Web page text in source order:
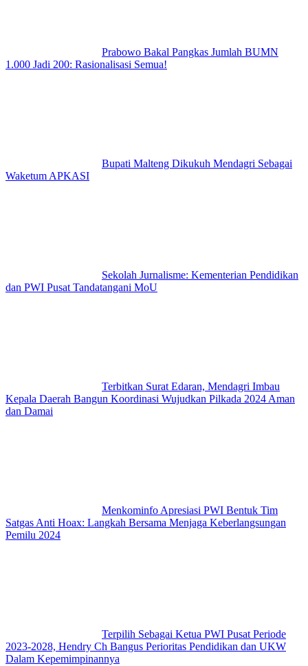
Prabowo Bakal Pangkas Jumlah BUMN
1.000 Jadi 200: Rasionalisasi Semua!
Bupati Malteng Dikukuh Mendagri Sebagai
Waketum APKASI
Sekolah Jurnalisme: Kementerian Pendidikan
dan PWI Pusat Tandatangani MoU
Terbitkan Surat Edaran, Mendagri Imbau
Kepala Daerah Bangun Koordinasi Wujudkan Pilkada 2024 Aman
dan Damai
Menkominfo Apresiasi PWI Bentuk Tim
Satgas Anti Hoax: Langkah Bersama Menjaga Keberlangsungan
Pemilu 2024
Terpilih Sebagai Ketua PWI Pusat Periode
2023-2028, Hendry Ch Bangus Perioritas Pendidikan dan UKW
Dalam Kepemimpinannya